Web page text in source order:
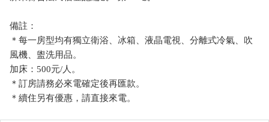
備註：
＊每一房型均有獨立衛浴、冰箱、液晶電視、分離式冷氣、吹
風機、盥洗用品。
加床：500元/人。
＊訂房請務必來電確定後再匯款。
＊續住另有優惠，請直接來電。